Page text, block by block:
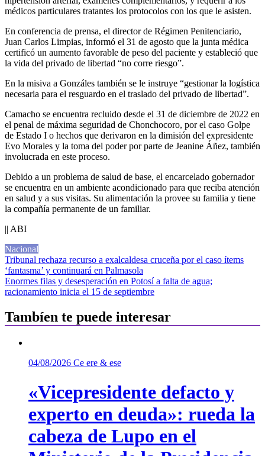
médicos particulares tratantes los protocolos con los que le asisten.
En conferencia de prensa, el director de Régimen Penitenciario,
Juan Carlos Limpias, informó el 31 de agosto que la junta médica
certificó un aumento favorable de peso del paciente y estableció que
la vida del privado de libertad “no corre riesgo”.
En la misiva a Gonzáles también se le instruye “gestionar la logística
necesaria para el resguardo en el traslado del privado de libertad”.
Camacho se encuentra recluido desde el 31 de diciembre de 2022 en
el penal de máxima seguridad de Chonchocoro, por el caso Golpe
de Estado I o hechos que derivaron en la dimisión del expresidente
Evo Morales y la toma del poder por parte de Jeanine Áñez, también
involucrada en este proceso.
Debido a un problema de salud de base, el encarcelado gobernador
se encuentra en un ambiente acondicionado para que reciba atención
en salud y a sus visitas. Su alimentación la provee su familia y tiene
la compañía permanente de un familiar.
|| ABI
Nacional
Navegación
de
entradas
Tribunal rechaza recurso a exalcaldesa cruceña por el caso ítems
‘fantasma’ y continuará en Palmasola
Enormes filas y desesperación en Potosí a falta de agua;
racionamiento inicia el 15 de septiembre
Tambíen te puede interesar
04/08/2026 Ce ere & ese
«Vicepresidente defacto y
experto en deuda»: rueda la
cabeza de Lupo en el